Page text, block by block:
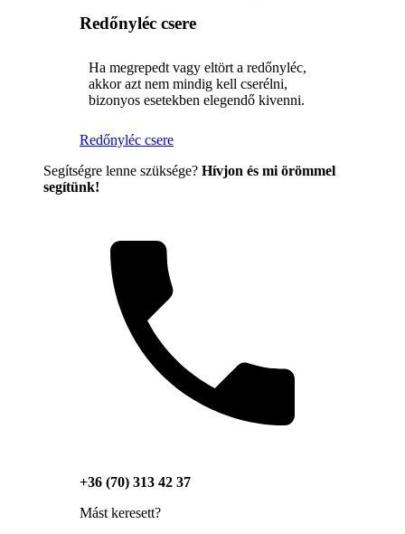
Redőnyléc csere
Ha megrepedt vagy eltört a redőnyléc,
akkor azt nem mindig kell cserélni,
bizonyos esetekben elegendő kivenni.
Redőnyléc csere
Segítségre lenne szüksége? Hívjon és mi örömmel
segítünk!
+36 (70) 313 42 37
Mást keresett?